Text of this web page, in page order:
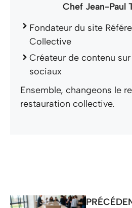
Chef Jean-Paul
Fondateur du site
Collective
Créateur de contenu
sociaux
Ensemble, changeons le
restauration collective.